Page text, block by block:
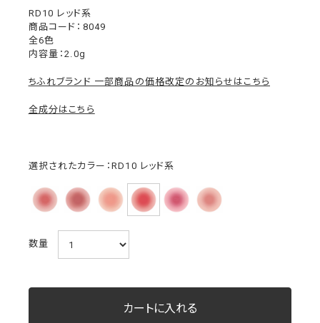
8049
RD10 レッド系
全6色
内容量：2.0g
ちふれブランド 一部商品の価格改定のお知らせはこちら
全成分はこちら
選択されたカラー：RD10 レッド系
数量